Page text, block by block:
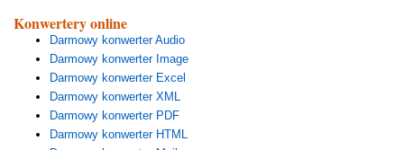
Konwertery online
Darmowy konwerter Audio
Darmowy konwerter Image
Darmowy konwerter Excel
Darmowy konwerter XML
Darmowy konwerter PDF
Darmowy konwerter HTML